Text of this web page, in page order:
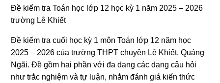
Đề kiểm tra Toán học lớp 12 học kỳ 1 năm 2025 – 2026
trường Lê Khiết
Đề kiểm tra cuối học kỳ 1 môn Toán lớp 12 năm học
2025 – 2026 của trường THPT chuyên Lê Khiết, Quảng
Ngãi. Đề gồm hai phần với đa dạng các dạng câu hỏi
như trắc nghiệm và tự luận, nhằm đánh giá kiến thức